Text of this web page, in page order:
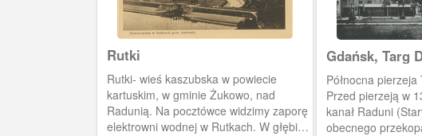
Rutki
Rutki- wieś kaszubska w powiecie
kartuskim, w gminie Żukowo, nad
Radunią. Na pocztówce widzimy zaporę
elektrowni wodnej w Rutkach. W głębi
Gdańsk, Targ
Północna
Przed pierzeją w
kanał Raduni
obecnego